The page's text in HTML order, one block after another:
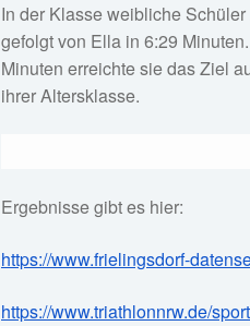
In der Klasse weibliche
gefolgt von Ella in 6:29
Minuten erreichte sie das Ziel
ihrer Altersklasse.
Ergebnisse gibt es hier:
https://www.frielingsdorf-
https://www.triathlonnrw.de/